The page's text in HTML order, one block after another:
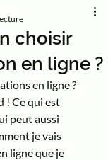
choisir
en ligne ?
en ligne ?
! Ce qui est
peut aussi
je vais
ligne que je